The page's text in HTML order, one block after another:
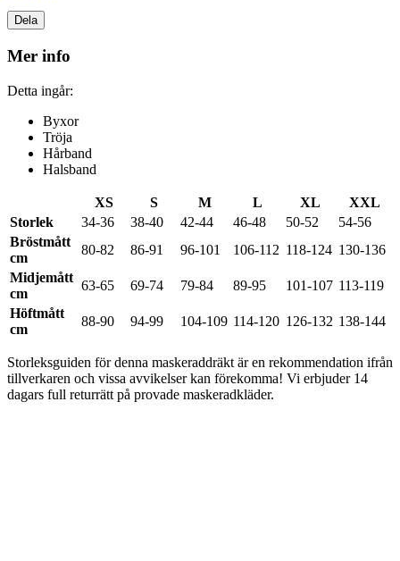
Dela
Mer info
Detta ingår:
Byxor
Tröja
Hårband
Halsband
XS S M L XL
XXL
Storlek
34-36 38-40 42-44 46-48 50-52
54-56
Bröstmått
cm
80-82 86-91 96-101 106-112 118-124 130-136
Midjemått
cm
63-65 69-74 79-84 89-95 101-107 113-119
Höftmått
cm
88-90 94-99 104-109 114-120 126-132 138-144
Storleksguiden för denna maskeraddräkt är en rekommendation ifrån
tillverkaren och vissa avvikelser kan förekomma! Vi erbjuder 14
dagars full returrätt på provade maskeradkläder.